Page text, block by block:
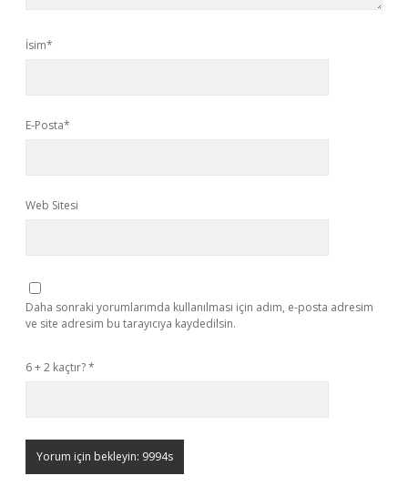
İsim*
E-Posta*
Web Sitesi
Daha sonraki yorumlarımda kullanılması için adım, e-posta adresim
ve site adresim bu tarayıcıya kaydedilsin.
6 + 2 kaçtır?*